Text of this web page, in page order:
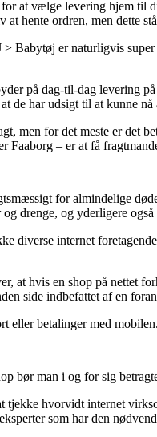
at vælge levering hjem
hente ordren, men dette
er naturligvis super
på dag-til-dag levering
de har udsigt til at kunne
men for det meste er det
Faaborg – er at få
for almindelige
drenge, og yderligere
diverse internet
at hvis en shop på nettet
side indbefattet af en
eller betalinger med
bør man i og for sig
tjekke hvorvidt internet
som har den